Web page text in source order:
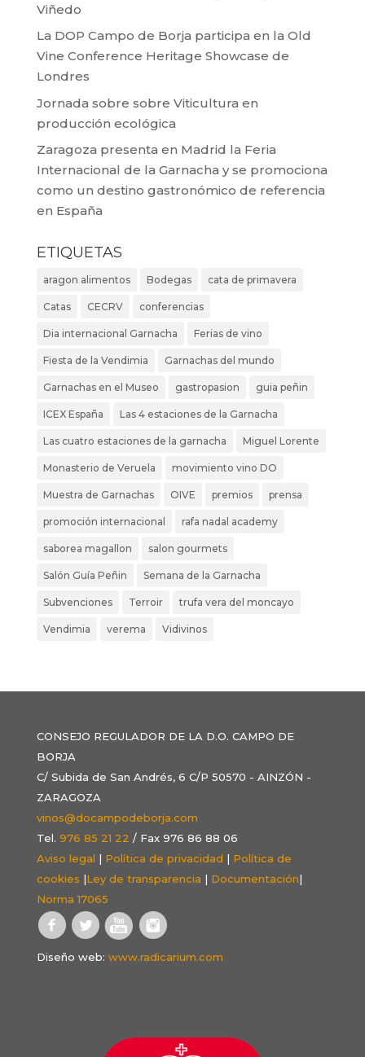
Viñedo
La DOP Campo de Borja participa en la Old
Vine Conference Heritage Showcase de
Londres
Jornada sobre sobre Viticultura en
producción ecológica
Zaragoza presenta en Madrid la Feria
Internacional de la Garnacha y se promociona
como un destino gastronómico de referencia
en España
ETIQUETAS
aragon alimentos Bodegas cata de primavera
Catas CECRV conferencias
Dia internacional Garnacha Ferias de vino
Fiesta de la Vendimia Garnachas del mundo
Garnachas en el Museo gastropasion guia peñin
ICEX España Las 4 estaciones de la Garnacha
Las cuatro estaciones de la garnacha Miguel Lorente
Monasterio de Veruela movimiento vino DO
Muestra de Garnachas OIVE premios prensa
promoción internacional rafa nadal academy
saborea magallon salon gourmets
Salón Guía Peñin Semana de la Garnacha
Subvenciones Terroir trufa vera del moncayo
Vendimia verema Vidivinos
CONSEJO REGULADOR DE LA D.O. CAMPO DE
BORJA
C/ Subida de San Andrés, 6 C/P 50570 - AINZÓN -
ZARAGOZA
vinos@docampodeborja.com
Tel. 976 85 21 22 / Fax 976 86 88 06
Aviso legal | Política de privacidad | Política de
cookies |Ley de transparencia | Documentación|
Norma 17065
Diseño web: www.radicarium.com